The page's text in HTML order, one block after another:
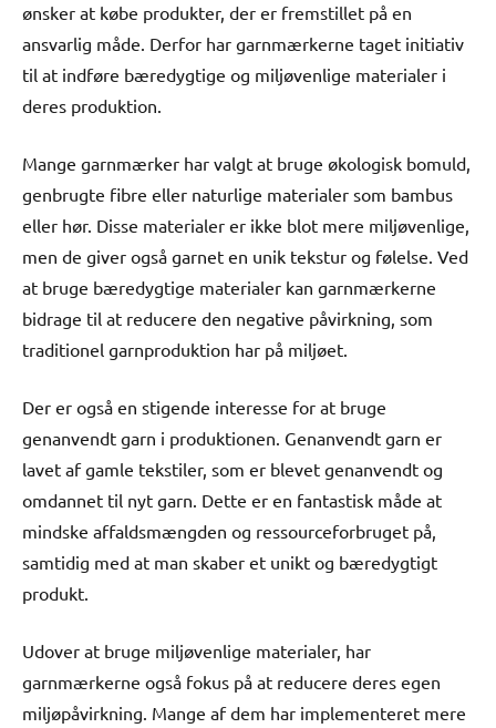
ønsker at købe produkter, der er fremstillet på en
ansvarlig måde. Derfor har garnmærkerne taget initiativ
til at indføre bæredygtige og miljøvenlige materialer i
deres produktion.
Mange garnmærker har valgt at bruge økologisk bomuld,
genbrugte fibre eller naturlige materialer som bambus
eller hør. Disse materialer er ikke blot mere miljøvenlige,
men de giver også garnet en unik tekstur og følelse. Ved
at bruge bæredygtige materialer kan garnmærkerne
bidrage til at reducere den negative påvirkning, som
traditionel garnproduktion har på miljøet.
Der er også en stigende interesse for at bruge
genanvendt garn i produktionen. Genanvendt garn er
lavet af gamle tekstiler, som er blevet genanvendt og
omdannet til nyt garn. Dette er en fantastisk måde at
mindske affaldsmængden og ressourceforbruget på,
samtidig med at man skaber et unikt og bæredygtigt
produkt.
Udover at bruge miljøvenlige materialer, har
garnmærkerne også fokus på at reducere deres egen
miljøpåvirkning. Mange af dem har implementeret mere